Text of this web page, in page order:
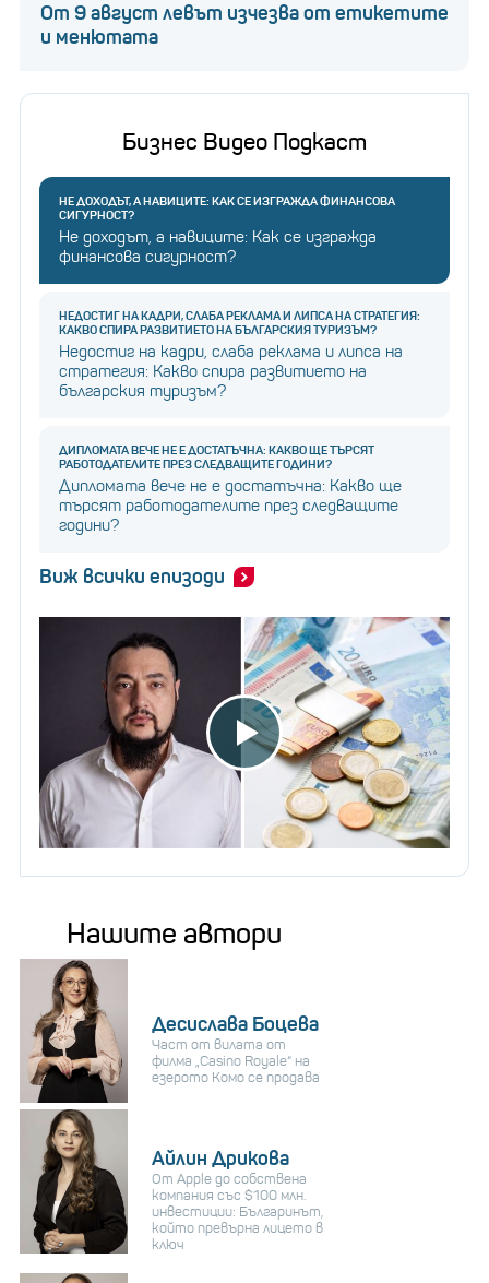
От 9 август левът изчезва от етикетите
и менютата
Бизнес Видео Подкаст
НЕ ДОХОДЪТ, А НАВИЦИТЕ: КАК СЕ ИЗГРАЖДА ФИНАНСОВА
СИГУРНОСТ?
Не доходът, а навиците: Как се изгражда
финансова сигурност?
НЕДОСТИГ НА КАДРИ, СЛАБА РЕКЛАМА И ЛИПСА НА СТРАТЕГИЯ:
КАКВО СПИРА РАЗВИТИЕТО НА БЪЛГАРСКИЯ ТУРИЗЪМ?
Недостиг на кадри, слаба реклама и липса на
стратегия: Какво спира развитието на
българския туризъм?
ДИПЛОМАТА ВЕЧЕ НЕ Е ДОСТАТЪЧНА: КАКВО ЩЕ ТЪРСЯТ
РАБОТОДАТЕЛИТЕ ПРЕЗ СЛЕДВАЩИТЕ ГОДИНИ?
Дипломата вече не е достатъчна: Какво ще
търсят работодателите през следващите
години?
Виж всички епизоди
Нашите автори
Десислава Боцева
Част от вилата от
филма „Casino Royale“ на
езерото Комо се продава
Айлин Дрикова
От Apple до собствена
компания със $100 млн.
инвестиции: Българинът,
който превърна лицето в
ключ